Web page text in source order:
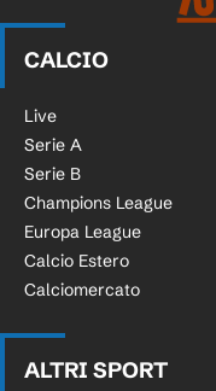
CALCIO
Live
Serie A
Serie B
Champions League
Europa League
Calcio Estero
Calciomercato
ALTRI SPORT